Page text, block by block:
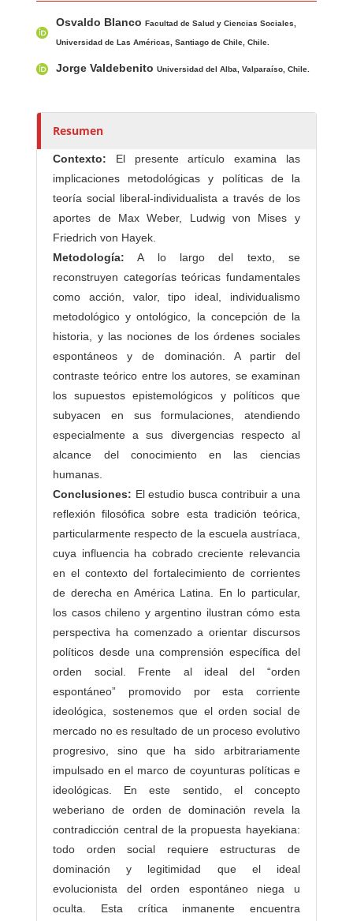
u
o
Osvaldo BlancoFacultad de Salud y Ciencias Sociales,
Universidad de Las Américas, Santiago de Chile, Chile.
Jorge ValdebenitoUniversidad del Alba, Valparaíso, Chile.
Resumen
Contexto: El presente artículo examina las
implicaciones metodológicas y políticas de la
teoría social liberal-individualista a través de los
aportes de Max Weber, Ludwig von Mises y
Friedrich von Hayek.
Metodología: A lo largo del texto, se
reconstruyen categorías teóricas fundamentales
como acción, valor, tipo ideal, individualismo
metodológico y ontológico, la concepción de la
historia, y las nociones de los órdenes sociales
espontáneos y de dominación. A partir del
contraste teórico entre los autores, se examinan
los supuestos epistemológicos y políticos que
subyacen en sus formulaciones, atendiendo
especialmente a sus divergencias respecto al
alcance del conocimiento en las ciencias
humanas.
Conclusiones: El estudio busca contribuir a una
reflexión filosófica sobre esta tradición teórica,
particularmente respecto de la escuela austríaca,
cuya influencia ha cobrado creciente relevancia
en el contexto del fortalecimiento de corrientes
de derecha en América Latina. En lo particular,
los casos chileno y argentino ilustran cómo esta
perspectiva ha comenzado a orientar discursos
políticos desde una comprensión específica del
orden social. Frente al ideal del “orden
espontáneo” promovido por esta corriente
ideológica, sostenemos que el orden social de
mercado no es resultado de un proceso evolutivo
progresivo, sino que ha sido arbitrariamente
impulsado en el marco de coyunturas políticas e
ideológicas. En este sentido, el concepto
weberiano de orden de dominación revela la
contradicción central de la propuesta hayekiana:
todo orden social requiere estructuras de
dominación y legitimidad que el ideal
evolucionista del orden espontáneo niega u
oculta. Esta crítica inmanente encuentra